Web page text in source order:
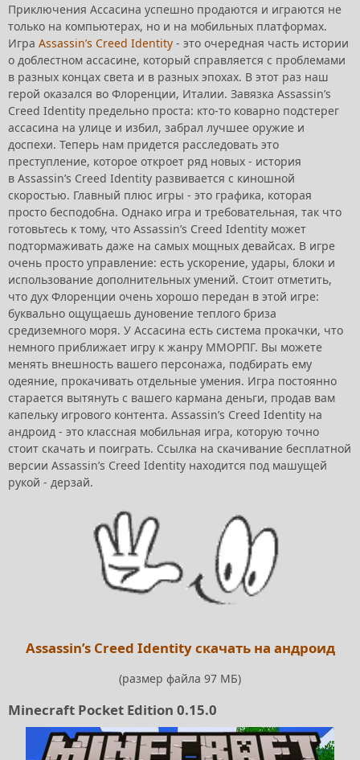
Приключения Ассасина успешно продаются и играются не
только на компьютерах, но и на мобильных платформах.
Игра Assassin’s Creed Identity - это очередная часть истории
о доблестном ассасине, который справляется с проблемами
в разных концах света и в разных эпохах. В этот раз наш
герой оказался во Флоренции, Италии. Завязка Assassin’s
Creed Identity предельно проста: кто-то коварно подстерег
ассасина на улице и избил, забрал лучшее оружие и
доспехи. Теперь нам придется расследовать это
преступление, которое откроет ряд новых - история
в Assassin’s Creed Identity развивается с киношной
скоростью. Главный плюс игры - это графика, которая
просто бесподобна. Однако игра и требовательная, так что
готовьтесь к тому, что Assassin’s Creed Identity может
подтормаживать даже на самых мощных девайсах. В игре
очень просто управление: есть ускорение, удары, блоки и
использование дополнительных умений. Стоит отметить,
что дух Флоренции очень хорошо передан в этой игре:
буквально ощущаешь дуновение теплого бриза
средиземного моря. У Ассасина есть система прокачки, что
немного приближает игру к жанру ММОРПГ. Вы можете
менять внешность вашего персонажа, подбирать ему
одеяние, прокачивать отдельные умения. Игра постоянно
старается вытянуть с вашего кармана деньги, продав вам
капельку игрового контента. Assassin’s Creed Identity на
андроид - это классная мобильная игра, которую точно
стоит скачать и поиграть. Ссылка на скачивание бесплатной
версии Assassin’s Creed Identity находится под машущей
рукой - дерзай.
Assassin’s Creed Identity скачать на андроид
(размер файла 97 МБ)
Minecraft Pocket Edition 0.15.0